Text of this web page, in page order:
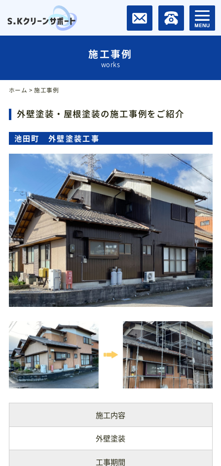
施工事例
works
ホーム > 施工事例
外壁塗装・屋根塗装の施工事例をご紹介
池田町 外壁塗装工事
施工内容
外壁塗装
工事期間